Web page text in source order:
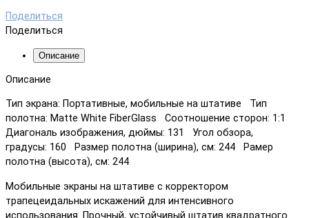
Поделиться
Поделиться
Описание
Описание
Тип экрана: Портативные, мобильные на штативе Тип
полотна: Matte White FiberGlass Соотношение сторон: 1:1
Диагональ изображения, дюймы: 131 Угол обзора,
градусы: 160 Размер полотна (ширина), см: 244 Рамер
полотна (высота), см: 244
Мобильные экраны на штативе с корректором
трапецеидальных искажений для интенсивного
использования. Прочный, устойчивый штатив квадратного